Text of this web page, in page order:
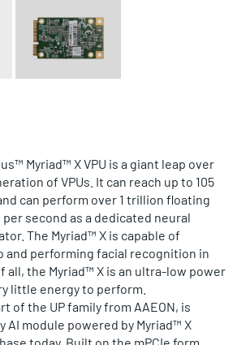
Myriad™ X VPU is a giant leap over
of VPUs. It can reach up to 105
can perform over 1 trillion floating
second as a dedicated neural
The Myriad™ X is capable of
and performing facial recognition in
all, the Myriad™ X is an ultra-low power
little energy to perform.
of the UP family from AAEON, is
AI module powered by Myriad™ X